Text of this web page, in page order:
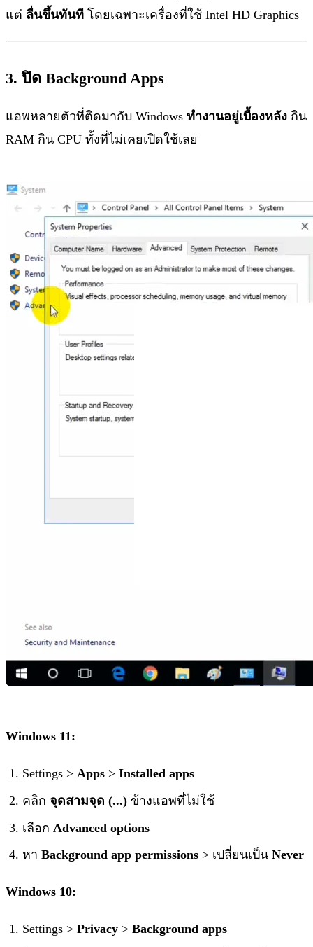
แต่ ลื่นขึ้นทันที โดยเฉพาะเครื่องที่ใช้ Intel HD Graphics
3. ปิด Background Apps
แอพหลายตัวที่ติดมากับ Windows ทำงานอยู่เบื้องหลัง กิน
RAM กิน CPU ทั้งที่ไม่เคยเปิดใช้เลย
Windows 11:
Settings > Apps > Installed apps
คลิก จุดสามจุด (...) ข้างแอพที่ไม่ใช้
เลือก Advanced options
หา Background app permissions > เปลี่ยนเป็น Never
Windows 10:
Settings > Privacy > Background apps